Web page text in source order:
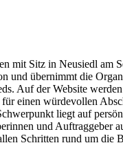
mit Sitz in Neusiedl
und übernimmt die
Auf der Website
einen würdevollen
liegt auf
und
Schritten rund um die